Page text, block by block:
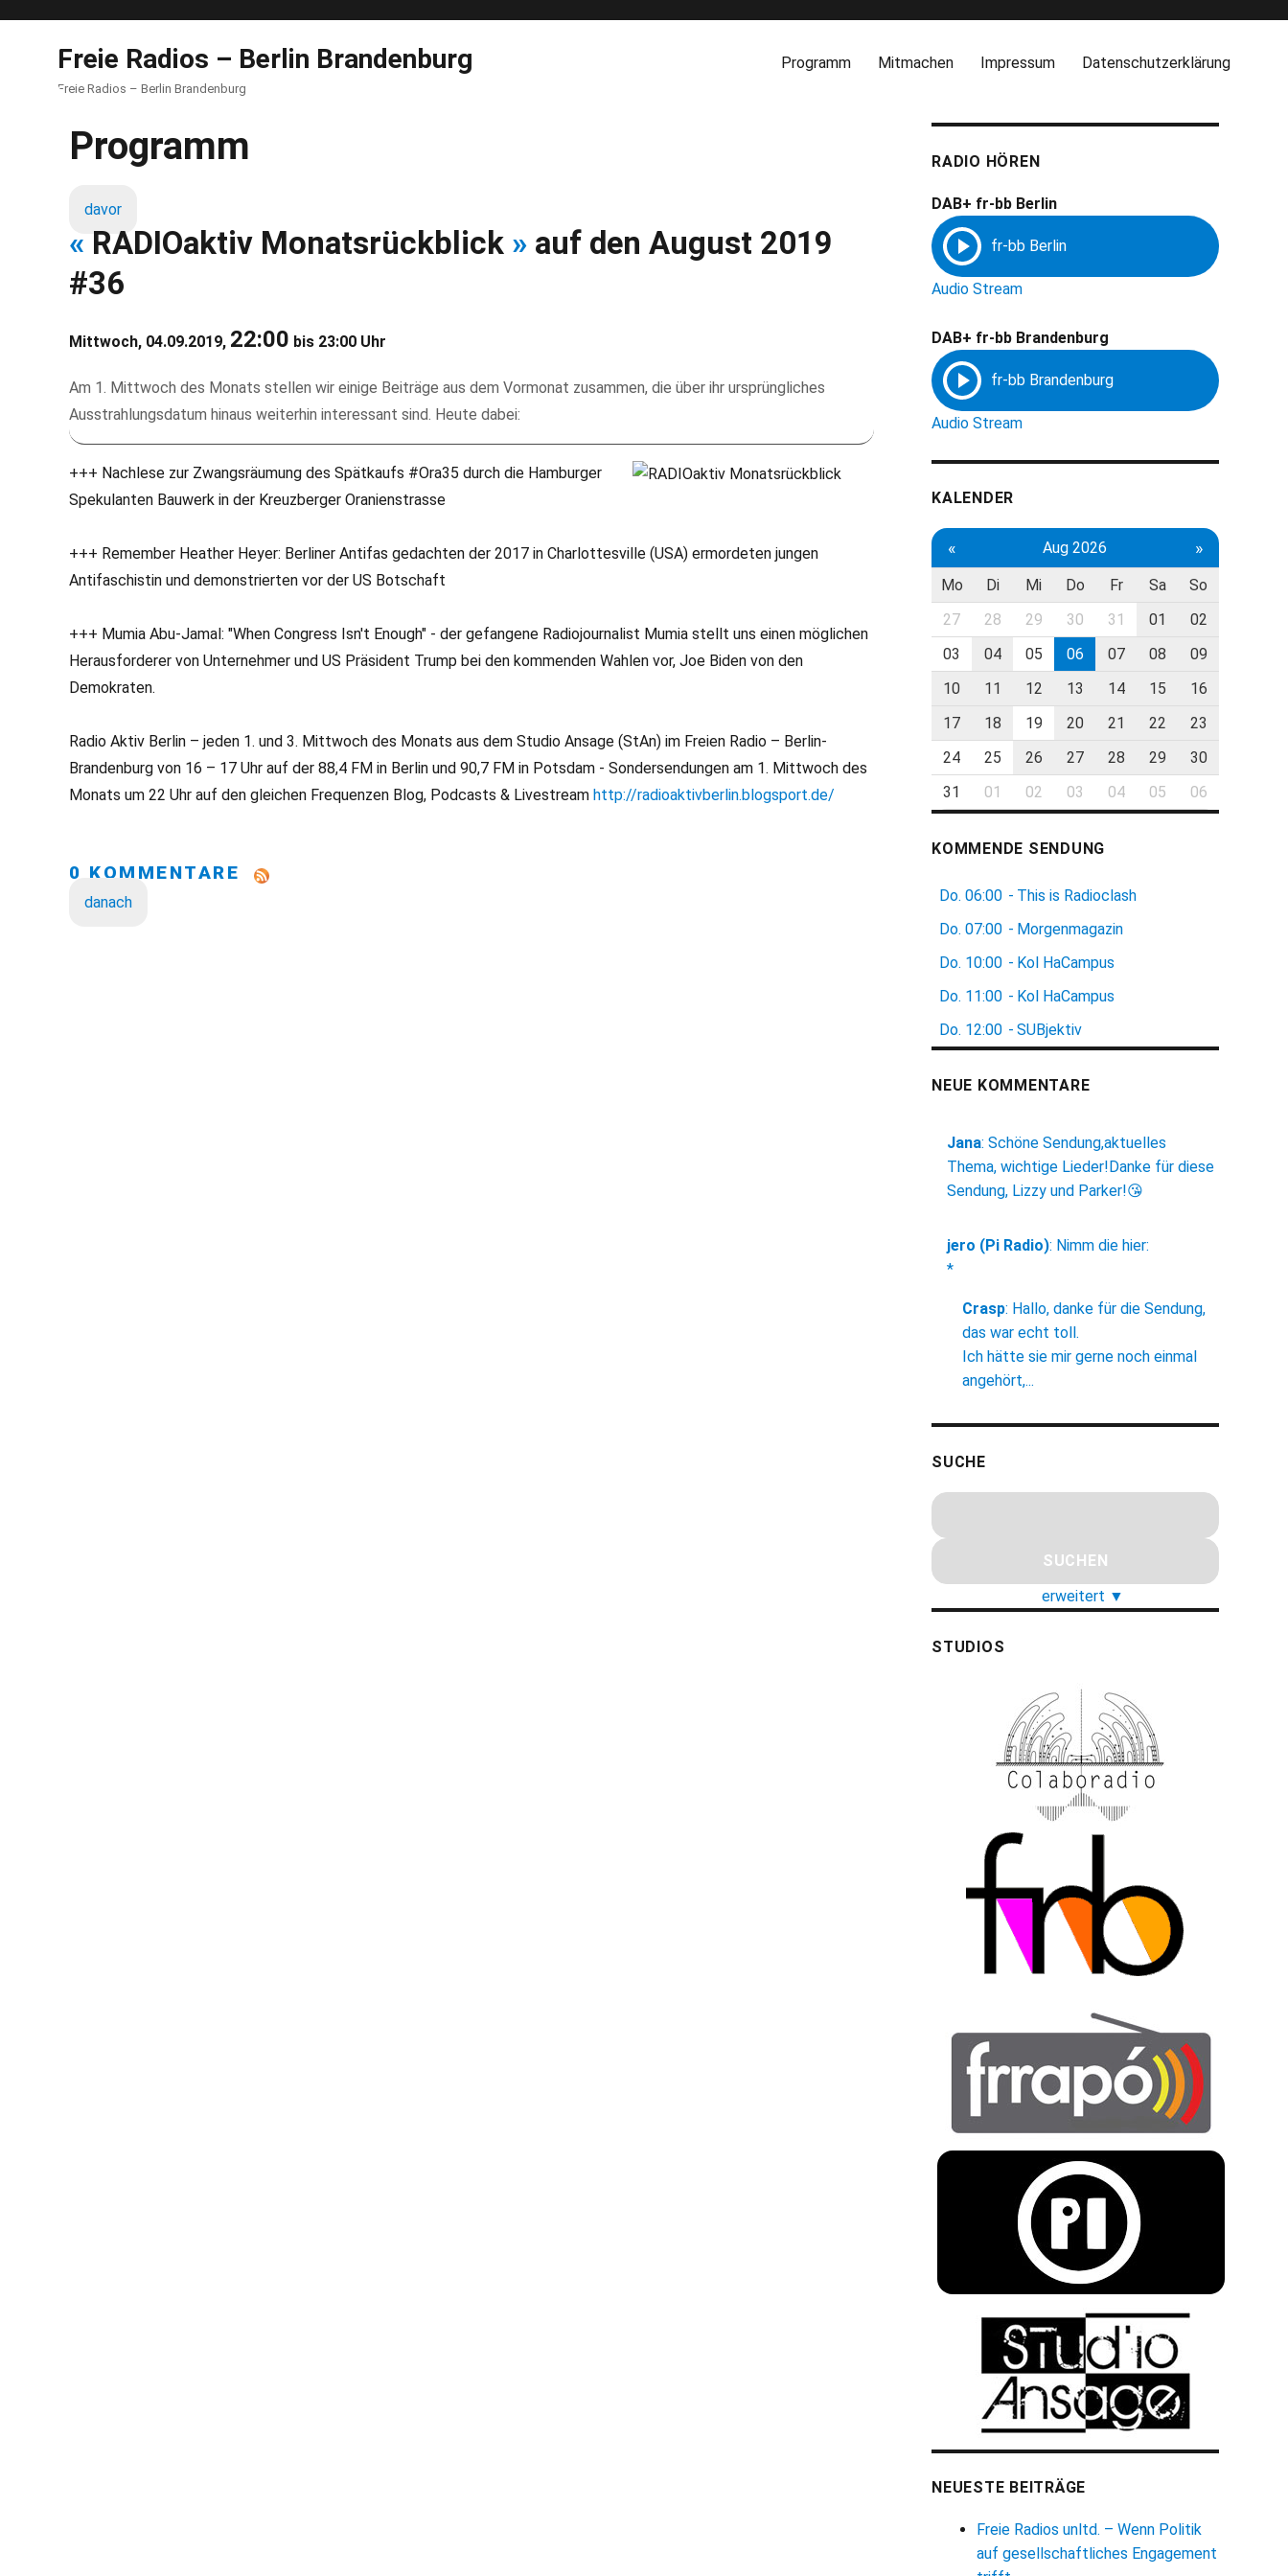
Freie Radios – Berlin Brandenburg
Freie Radios – Berlin Brandenburg
Programm Mitmachen Impressum Datenschutzerklärung
Programm
davor
« RADIOaktiv Monatsrückblick » auf den August 2019
#36
Mittwoch, 04.09.2019, 22:00 bis 23:00 Uhr
Am 1. Mittwoch des Monats stellen wir einige Beiträge aus dem Vormonat zusammen, die über ihr ursprüngliches
Ausstrahlungsdatum hinaus weiterhin interessant sind. Heute dabei:
+++ Nachlese zur Zwangsräumung des Spätkaufs #Ora35 durch die Hamburger
Spekulanten Bauwerk in der Kreuzberger Oranienstrasse
+++ Remember Heather Heyer: Berliner Antifas gedachten der 2017 in Charlottesville (USA) ermordeten jungen
Antifaschistin und demonstrierten vor der US Botschaft
+++ Mumia Abu-Jamal: "When Congress Isn't Enough" - der gefangene Radiojournalist Mumia stellt uns einen möglichen
Herausforderer von Unternehmer und US Präsident Trump bei den kommenden Wahlen vor, Joe Biden von den
Demokraten.
Radio Aktiv Berlin – jeden 1. und 3. Mittwoch des Monats aus dem Studio Ansage (StAn) im Freien Radio – Berlin-
Brandenburg von 16 – 17 Uhr auf der 88,4 FM in Berlin und 90,7 FM in Potsdam - Sondersendungen am 1. Mittwoch des
Monats um 22 Uhr auf den gleichen Frequenzen Blog, Podcasts & Livestream http://radioaktivberlin.blogsport.de/
0 KOMMENTARE
danach
RADIO HÖREN
DAB+ fr-bb Berlin
Audio Stream
DAB+ fr-bb Brandenburg
Audio Stream
KALENDER
« Aug 2026 »
Mo Di Mi Do Fr Sa
So
27
28 29 30 31 01
02
03
04 05 06 07 08
09
10
11 12 13 14 15
16
17
18 19 20 21 22
23
24
25 26 27 28 29
30
31
01 02 03 04 05 06
KOMMENDE SENDUNG
Do. 06:00 - This is Radioclash
Do. 07:00 - Morgenmagazin
Do. 10:00 - Kol HaCampus
Do. 11:00 - Kol HaCampus
Do. 12:00 - SUBjektiv
NEUE KOMMENTARE
Jana: Schöne Sendung,aktuelles
Thema, wichtige Lieder!Danke für diese
Sendung, Lizzy und Parker!😘
jero (Pi Radio): Nimm die hier:
*
Crasp: Hallo, danke für die Sendung,
das war echt toll.
Ich hätte sie mir gerne noch einmal
angehört,...
SUCHE
erweitert ▼
STUDIOS
NEUESTE BEITRÄGE
Freie Radios unltd. – Wenn Politik
auf gesellschaftliches Engagement